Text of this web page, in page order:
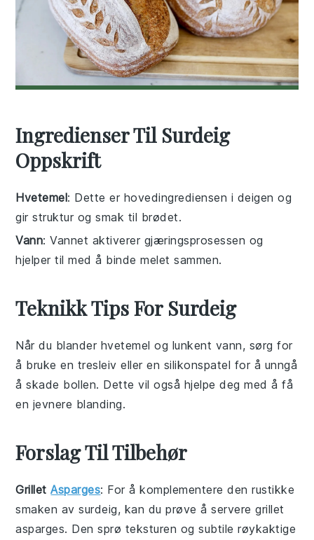
Ingredienser Til Surdeig
Oppskrift
Hvetemel: Dette er hovedingrediensen i deigen og
gir struktur og smak til brødet.
Vann: Vannet aktiverer gjæringsprosessen og
hjelper til med å binde melet sammen.
Teknikk Tips For Surdeig
Når du blander hvetemel og lunkent vann, sørg for
å bruke en tresleiv eller en silikonspatel for å unngå
å skade bollen. Dette vil også hjelpe deg med å få
en jevnere blanding.
Forslag Til Tilbehør
GrilletAsparges: For å komplementere den rustikke
smaken avsurdeig, kan du prøve å serveregrillet
asparges. Den sprø teksturen og subtile røykaktige